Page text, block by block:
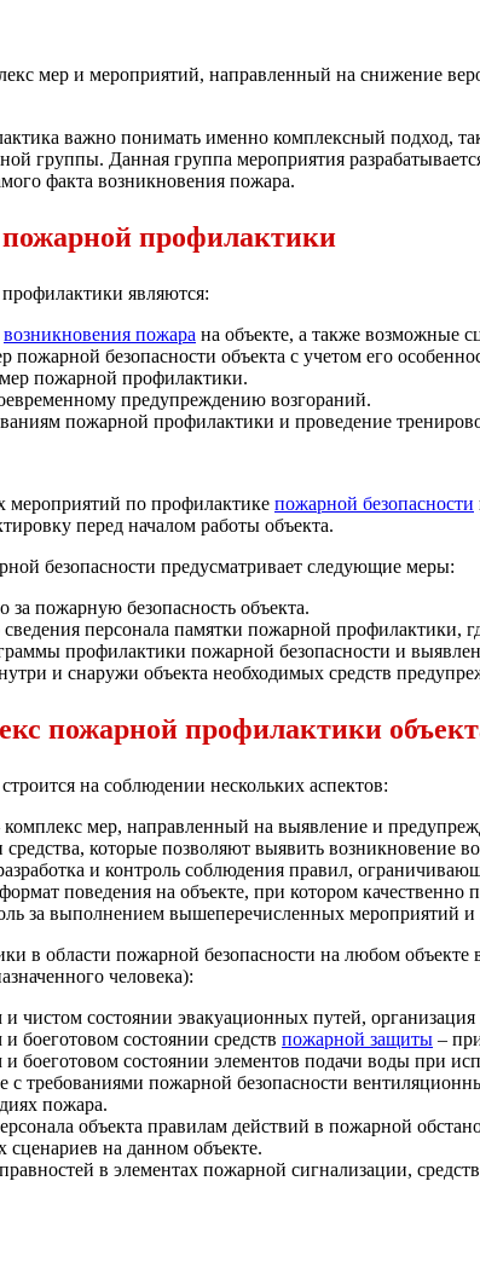
мер и мероприятий, направленный на снижение
важно понимать именно комплексный подход,
группы. Данная группа мероприятия
факта возникновения пожара.
пожарной профилактики
являются:
возникновения пожара на объекте, а также возможные
пожарной безопасности объекта с учетом его
пожарной профилактики.
предупреждению возгораний.
пожарной профилактики и проведение
мероприятий по профилактике пожарной безопасности
перед началом работы объекта.
безопасности предусматривает следующие меры:
за пожарную безопасность объекта.
сведения персонала памятки пожарной
профилактики пожарной безопасности и
и снаружи объекта необходимых средств
пожарной профилактики
на соблюдении нескольких аспектов:
мер, направленный на выявление и
которые позволяют выявить возникновение
и контроль соблюдения правил,
поведения на объекте, при котором
за выполнением вышеперечисленных мероприятий и
в области пожарной безопасности на любом
человека):
чистом состоянии эвакуационных путей,
боеготовом состоянии средств пожарной защиты –
боеготовом состоянии элементов подачи воды при
с требованиями пожарной безопасности
пожара.
объекта правилам действий в пожарной
на данном объекте.
в элементах пожарной сигнализации,